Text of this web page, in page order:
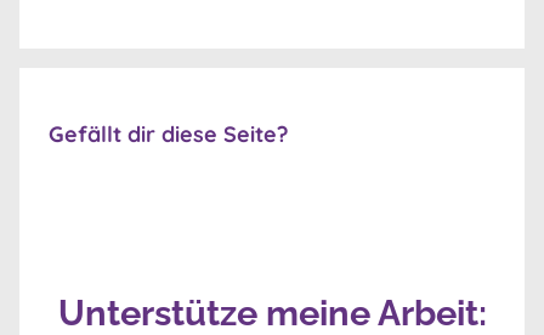
Gefällt dir diese Seite?
Unterstütze meine Arbeit: